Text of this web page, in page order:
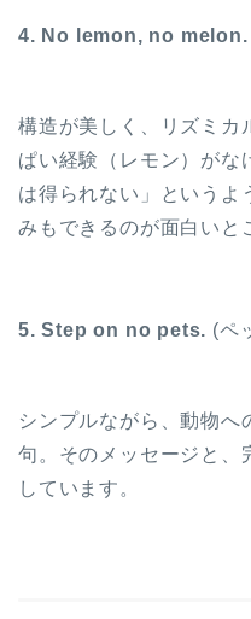
4. No lemon, no melon.
構造が美しく、リズミカ
ぱい経験（レモン）がな
は得られない」というよ
みもできるのが面白いと
5. Step on no pets. (ペ
シンプルながら、動物へ
句。そのメッセージと、
しています。